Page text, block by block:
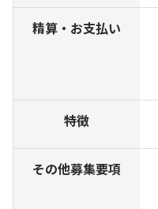
精算・お支払い
特徴
その他募集要項